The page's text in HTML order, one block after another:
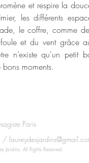
et respire la
les différents
le coffre, comme
et du vent grâce
n’existe qu'un petit
moments.
Paris
/
Jardins. All Rights Reserved.